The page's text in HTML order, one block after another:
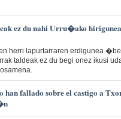
ez du nahi Urru�ako
herri lapurtarraren erdigunea
taldeak ez du begi onez ikusi
han fallado sobre el castigo a